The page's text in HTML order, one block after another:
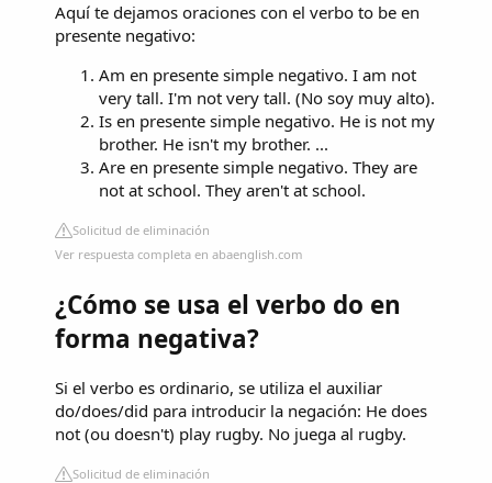
Aquí te dejamos oraciones con el verbo to be en
presente negativo:
Am en presente simple negativo. I am not
very tall. I'm not very tall. (No soy muy alto).
Is en presente simple negativo. He is not my
brother. He isn't my brother. ...
Are en presente simple negativo. They are
not at school. They aren't at school.
Solicitud de eliminación
Ver respuesta completa en abaenglish.com
¿Cómo se usa el verbo do en
forma negativa?
Si el verbo es ordinario, se utiliza el auxiliar
do/does/did para introducir la negación: He does
not (ou doesn't) play rugby. No juega al rugby.
Solicitud de eliminación